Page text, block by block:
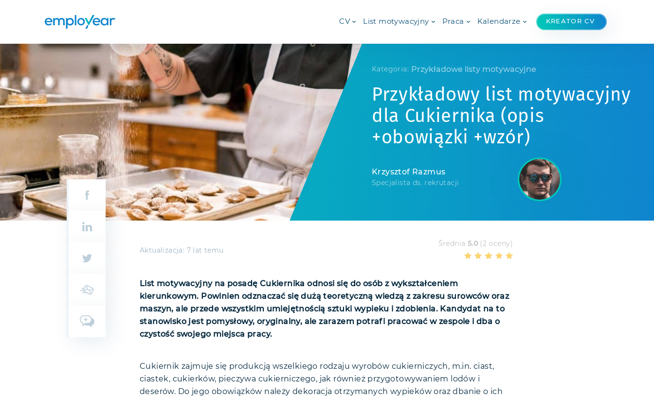
CV List motywacyjny Praca Kalendarze KREATOR CV
Kategoria: Przykładowe listy motywacyjne
Przykładowy list motywacyjny
dla Cukiernika (opis
+obowiązki +wzór)
Krzysztof Razmus
Specjalista ds. rekrutacji
Aktualizacja: 7 lat temu
Średnia 5.0 (2 oceny)
List motywacyjny na posadę Cukiernika odnosi się do osób z wykształceniem
kierunkowym. Powinien odznaczać się dużą teoretyczną wiedzą z zakresu surowców oraz
maszyn, ale przede wszystkim umiejętnością sztuki wypieku i zdobienia. Kandydat na to
stanowisko jest pomysłowy, oryginalny, ale zarazem potrafi pracować w zespole i dba o
czystość swojego miejsca pracy.
Cukiernik zajmuje się produkcją wszelkiego rodzaju wyrobów cukierniczych, m.in. ciast,
ciastek, cukierków, pieczywa cukierniczego, jak również przygotowywaniem lodów i
deserów. Do jego obowiązków należy dekoracja otrzymanych wypieków oraz dbanie o ich